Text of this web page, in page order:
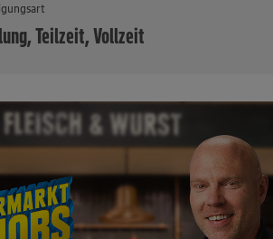
Teilzeit, Vollzeit